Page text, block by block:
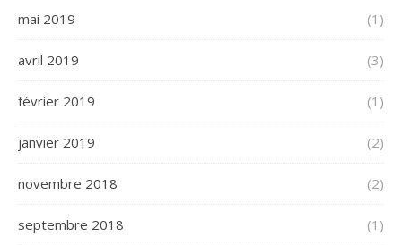
mai 2019 (1)
avril 2019 (3)
février 2019 (1)
janvier 2019 (2)
novembre 2018 (2)
septembre 2018 (1)